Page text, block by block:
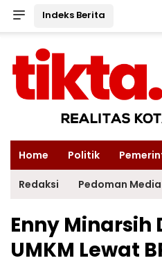
Indeks Berita
Home Politik
Redaksi Pedoman
Enny Minarsih
UMKM Lewat